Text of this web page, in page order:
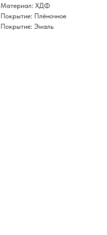
Материал: ХДФ
Покрытие: Плёночное
Покрытие: Эмаль